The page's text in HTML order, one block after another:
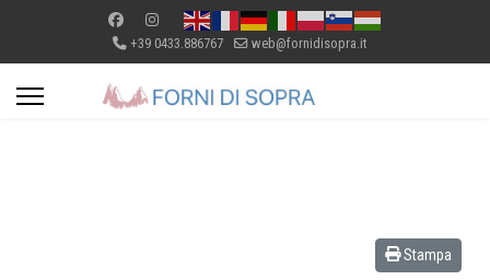
+39 0433.886767 web@fornidisopra.it
Stampa